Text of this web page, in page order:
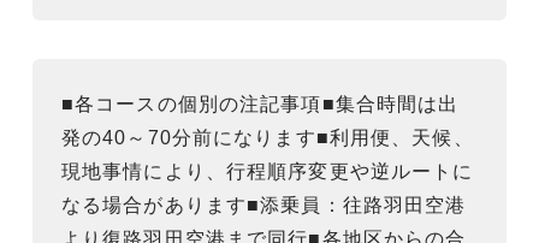
■各コースの個別の注記事項■集合時間は出
発の40～70分前になります■利用便、天候、
現地事情により、行程順序変更や逆ルートに
なる場合があります■添乗員：往路羽田空港
より復路羽田空港まで同行■各地区からの合